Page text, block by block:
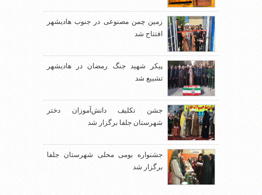
زمین چمن مصنوعی در جنوب هادیشهر
افتتاح شد
پیکر شهید جنگ رمضان در هادیشهر
تشییع شد
جشن تکلیف دانش‌آموزان دختر
شهرستان جلفا برگزار شد
جشنواره بومی محلی شهرستان جلفا
برگزار شد